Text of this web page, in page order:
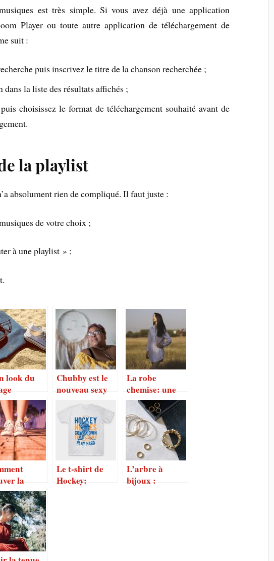
est très simple. Si vous avez déjà une application
Player ou toute autre application de téléchargement de
suit :
puis inscrivez le titre de la chanson recherchée ;
dans la liste des résultats affichés ;
choisissez le format de téléchargement souhaité avant de
la playlist
absolument rien de compliqué. Il faut juste :
de votre choix ;
à une playlist » ;
look du
Chubby est le
nouveau sexy
La robe
chemise: une
tendance
féminine
intéressante
la
longueur
vos
Le t-shirt de
Hockey:
L’arbre à
bijoux :